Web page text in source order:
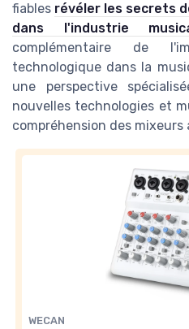
fiables révéler les secrets
dans l'industrie
complémentaire de
technologique dans la
une perspective
nouvelles technologies et
compréhension des
WECAN